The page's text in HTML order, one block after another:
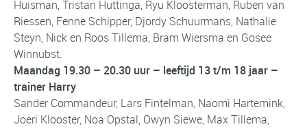
Huisman, Tristan Huttinga, Ryu Kloosterman, Ruben van
Riessen, Fenne Schipper, Djordy Schuurmans, Nathalie
Steyn, Nick en Roos Tillema, Bram Wiersma en Gosee
Winnubst.
Maandag 19.30 – 20.30 uur – leeftijd 13 t/m 18 jaar –
trainer Harry
Sander Commandeur, Lars Fintelman, Naomi Hartemink,
Joeri Klooster, Noa Opstal, Owyn Siewe, Max Tillema,